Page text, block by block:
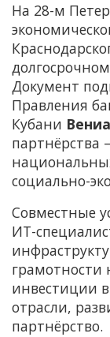
На 28-м
Документ
Правления
Кубани
партнёрства
социально-
Совместные
ИT-
грамотности
инвестиции
отрасли,
партнёрство.